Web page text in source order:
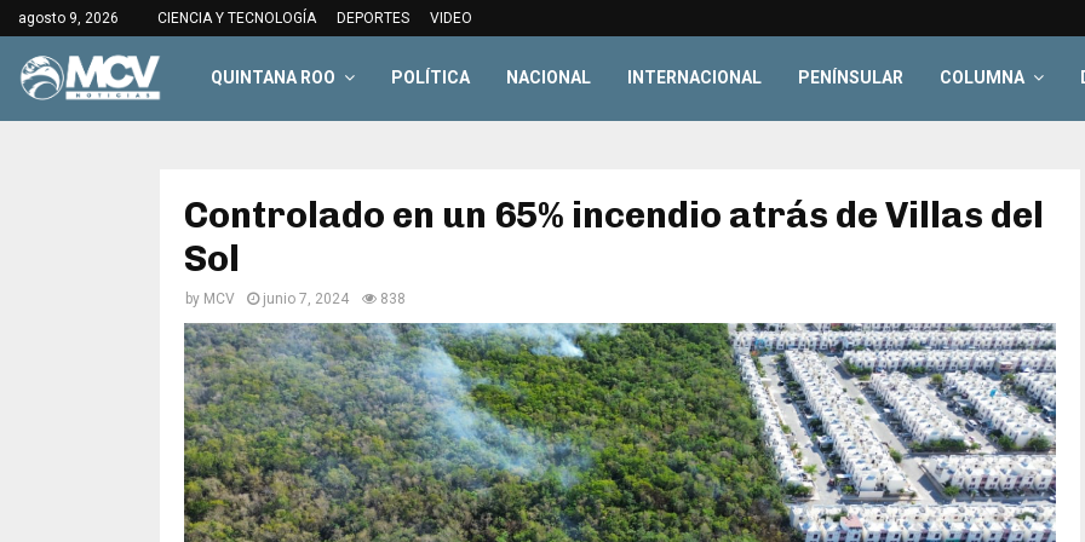
agosto 9, 2026 CIENCIA Y TECNOLOGÍA DEPORTES VIDEO
QUINTANA ROO POLÍTICA NACIONAL INTERNACIONAL PENÍNSULAR COLUMNA
Controlado en un 65% incendio atrás de Villas del
Sol
by MCV junio 7, 2024 838